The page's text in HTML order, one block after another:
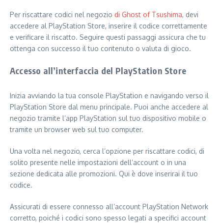
Per riscattare codici nel negozio di Ghost of Tsushima, devi
accedere al PlayStation Store, inserire il codice correttamente
e verificare il riscatto. Seguire questi passaggi assicura che tu
ottenga con successo il tuo contenuto o valuta di gioco.
Accesso all’interfaccia del PlayStation Store
Inizia avviando la tua console PlayStation e navigando verso il
PlayStation Store dal menu principale. Puoi anche accedere al
negozio tramite l’app PlayStation sul tuo dispositivo mobile o
tramite un browser web sul tuo computer.
Una volta nel negozio, cerca l’opzione per riscattare codici, di
solito presente nelle impostazioni dell’account o in una
sezione dedicata alle promozioni. Qui è dove inserirai il tuo
codice.
Assicurati di essere connesso all’account PlayStation Network
corretto, poiché i codici sono spesso legati a specifici account